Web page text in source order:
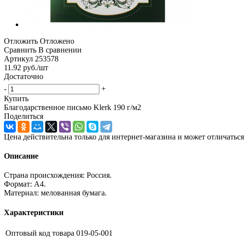
Отложить Отложено
Сравнить В сравнении
Артикул 253578
11.92 руб./шт
Достаточно
-
+
Купить
Благодарственное письмо Klerk 190 г/м2
Поделиться
Цена действительна только для интернет-магазина и может
Описание
Страна происхождения: Россия.
Формат: А4.
Материал: мелованная бумага.
Характеристики
Оптовый код товара 019-05-001